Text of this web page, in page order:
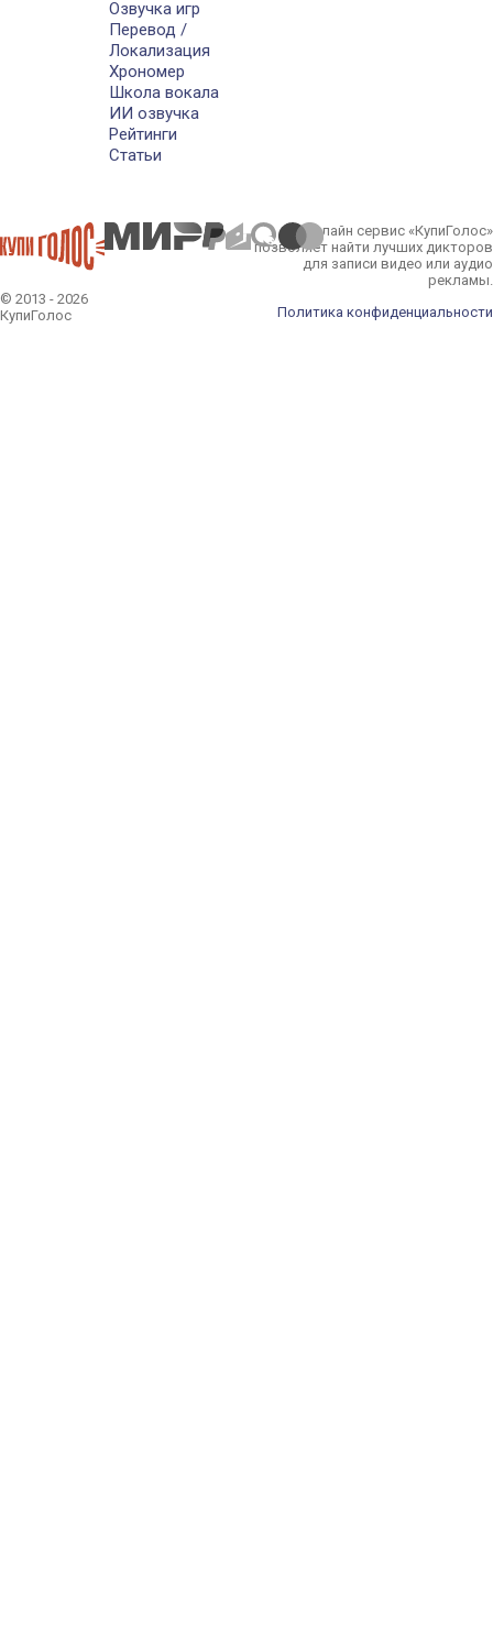
Озвучка игр
Перевод /
Локализация
Хрономер
Школа вокала
ИИ озвучка
Рейтинги
Статьи
© 2013 - 2026
КупиГолос
Онлайн сервис «КупиГолос»
позволяет найти лучших дикторов
для записи видео или аудио
рекламы.
Политика конфиденциальности